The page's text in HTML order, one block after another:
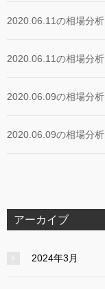
2020.06.11の相場分析
2020.06.11の相場分析
2020.06.09の相場分析
2020.06.09の相場分析
アーカイブ
2024年3月